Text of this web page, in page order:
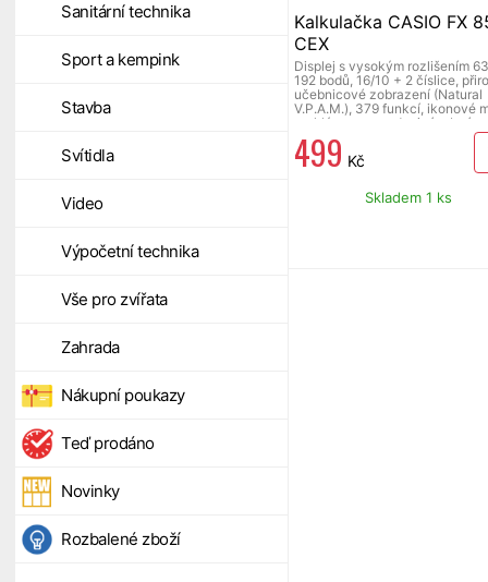
Sanitární technika
Sport a kempink
Stavba
Svítidla
Video
Výpočetní technika
Vše pro zvířata
Zahrada
Nákupní poukazy
Teď prodáno
Novinky
Rozbalené zboží
Kalkulačka CASIO FX
CEX
Displej s vysokým rozlišením
192 bodů, 16/10 + 2 číslice,
učebnicové zobrazení (Natural
V.P.A.M.), 379 funkcí, ikonové
rychlý procesor, dvojnásobná
solární + bateriové napájení (1 x
LR44), pevné zasouvací
funkce QR-Code, hmotnost 90
nabídka v jazycích čeština,
maďarština, polština a
499 Kč
Skladem 1 ks